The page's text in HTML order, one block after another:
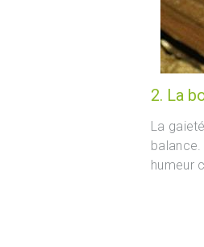
2. La
La
humeur